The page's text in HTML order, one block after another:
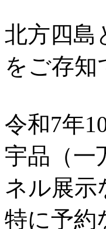
北方四島
をご存知
令和7年
宇品（一
ネル展示
特に予約